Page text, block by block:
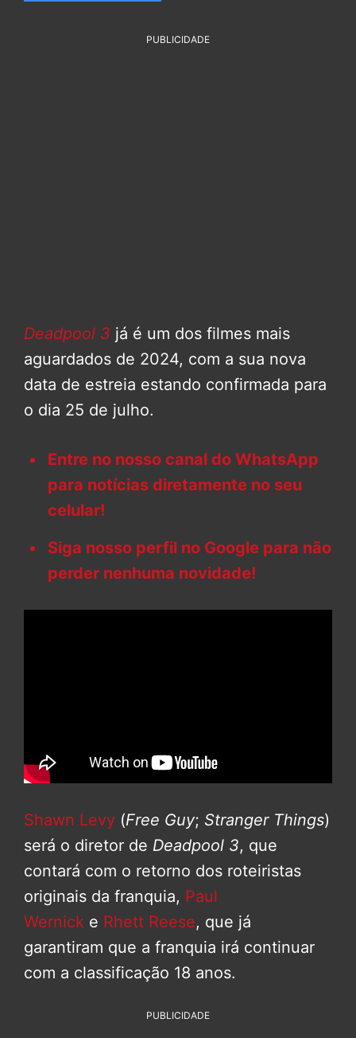
PUBLICIDADE
Deadpool 3 já é um dos filmes mais
aguardados de 2024, com a sua nova
data de estreia estando confirmada para
o dia 25 de julho.
Entre no nosso canal do WhatsApp
para notícias diretamente no seu
celular!
Siga nosso perfil no Google para não
perder nenhuma novidade!
Shawn Levy (Free Guy; Stranger Things)
será o diretor de Deadpool 3, que
contará com o retorno dos roteiristas
originais da franquia, Paul
Wernick e Rhett Reese, que já
garantiram que a franquia irá continuar
com a classificação 18 anos.
PUBLICIDADE